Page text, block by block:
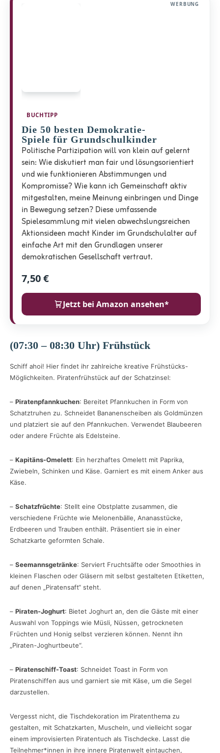
WERBUNG
BUCHTIPP
Die 50 besten Demokratie-
Spiele für Grundschulkinder
Politische Partizipation will von klein auf gelernt
sein: Wie diskutiert man fair und lösungsorientiert
und wie funktionieren Abstimmungen und
Kompromisse? Wie kann ich Gemeinschaft aktiv
mitgestalten, meine Meinung einbringen und Dinge
in Bewegung setzen? Diese umfassende
Spielesammlung mit vielen abwechslungsreichen
Aktionsideen macht Kinder im Grundschulalter auf
einfache Art mit den Grundlagen unserer
demokratischen Gesellschaft vertraut.
7,50 €
Jetzt bei Amazon ansehen*
(07:30 – 08:30 Uhr) Frühstück
Schiff ahoi! Hier findet ihr zahlreiche kreative Frühstücks-
Möglichkeiten. Piratenfrühstück auf der Schatzinsel:
– Piratenpfannkuchen: Bereitet Pfannkuchen in Form von
Schatztruhen zu. Schneidet Bananenscheiben als Goldmünzen
und platziert sie auf den Pfannkuchen. Verwendet Blaubeeren
oder andere Früchte als Edelsteine.
– Kapitäns-Omelett: Ein herzhaftes Omelett mit Paprika,
Zwiebeln, Schinken und Käse. Garniert es mit einem Anker aus
Käse.
– Schatzfrüchte: Stellt eine Obstplatte zusammen, die
verschiedene Früchte wie Melonenbälle, Ananasstücke,
Erdbeeren und Trauben enthält. Präsentiert sie in einer
Schatzkarte geformten Schale.
– Seemannsgetränke: Serviert Fruchtsäfte oder Smoothies in
kleinen Flaschen oder Gläsern mit selbst gestalteten Etiketten,
auf denen „Piratensaft“ steht.
– Piraten-Joghurt: Bietet Joghurt an, den die Gäste mit einer
Auswahl von Toppings wie Müsli, Nüssen, getrockneten
Früchten und Honig selbst verzieren können. Nennt ihn
„Piraten-Joghurtbeute“.
– Piratenschiff-Toast: Schneidet Toast in Form von
Piratenschiffen aus und garniert sie mit Käse, um die Segel
darzustellen.
Vergesst nicht, die Tischdekoration im Piratenthema zu
gestalten, mit Schatzkarten, Muscheln, und vielleicht sogar
einem improvisierten Piratentuch als Tischdecke. Lasst die
Teilnehmer*innen in ihre innere Piratenwelt eintauchen,